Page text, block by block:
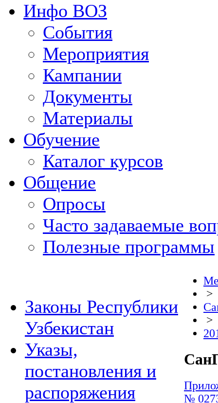
Инфо ВОЗ
События
Мероприятия
Кампании
Документы
Материалы
Обучение
Каталог курсов
Общение
Опросы
Часто задаваемые
Полезные программы
Законы Республики
Узбекистан
Указы,
постановления и
распоряжения
>
>
№